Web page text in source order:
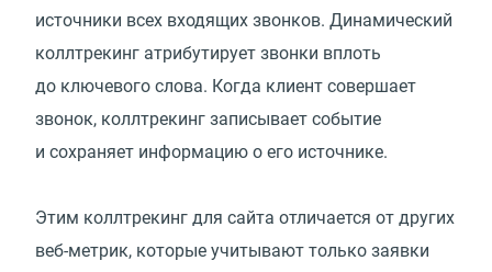
источники всех входящих звонков. Динамический
коллтрекинг атрибутирует звонки вплоть
до ключевого слова. Когда клиент совершает
звонок, коллтрекинг записывает событие
и сохраняет информацию о его источнике.
Этим коллтрекинг для сайта отличается от других
веб-метрик, которые учитывают только заявки